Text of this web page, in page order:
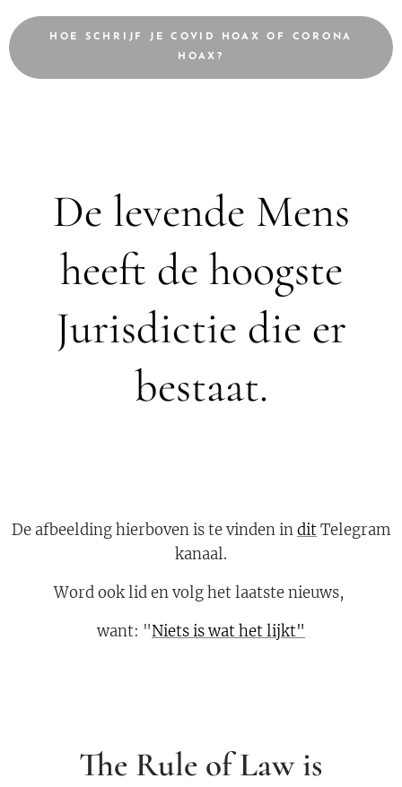
HOE SCHRIJF JE COVID HOAX OF CORONA
HOAX?
De levende Mens
heeft de hoogste
Jurisdictie die er
bestaat.
De afbeelding hierboven is te vinden inditTelegram
kanaal.
Word ook lid en volg het laatste nieuws,
want: "Niets is wat het lijkt"
The Rule of Law is